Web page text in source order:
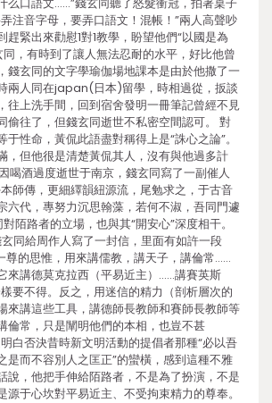
注音字母，要弄口語文！混帳！”兩人高聲吵
趕緊出來勸慰1對1教學，盼望他們“以國是為
同，有時到了讓人無法忍耐的水平，好比他曾
錢玄同的文字學瑜伽場地課本是由於他撒了一
兩人同在japan(日本)留學，時相過從，扳談
往上洗手間，回到宿舍發明一冊筆記曾經不見
偷往了，但錢玄同逝世不私密空間認可。 對
性命，黃侃此語盡對稱得上是“誅心之論”。
，但他很是清楚黃侃其人，沒有與他過多計
喝酒過度逝世于南京，錢玄同寫了一副催人
師傳，更細繹韻紐源流，尾勉求之，于古音
六代，專努力沉思翰藻，若何不淑，吾同門遽
陌路者的立場，也與其“開安心”深度相干。
同給周作人寫了一封信，里面有如許一段
尊的思惟，用來講儒教，講天子，講倫常……
來講德莫克拉西（平易近主）……講賽英斯
要不得。反之，用迷信的精力（剖析層次的
來講這些工具，講德師長教師和賽師長教師等
倫常，只是闡明他們的本相，也豈不甚
白否決昔時新文明活動的提倡者那種“必以吾
是而不容別人之匡正”的蠻橫，感到這種不雅
說，他把手伸給陌路者，不是為了扮演，不是
源于心坎對平易近主、不受拘束精力的尊奉。